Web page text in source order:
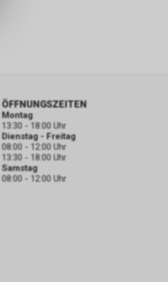
ÖFFNUNGSZEITEN
Montag
13:30 - 18:00 Uhr
Dienstag - Freitag
08:00 - 12:00 Uhr
13:30 - 18:00 Uhr
Samstag
08:00 - 12:00 Uhr